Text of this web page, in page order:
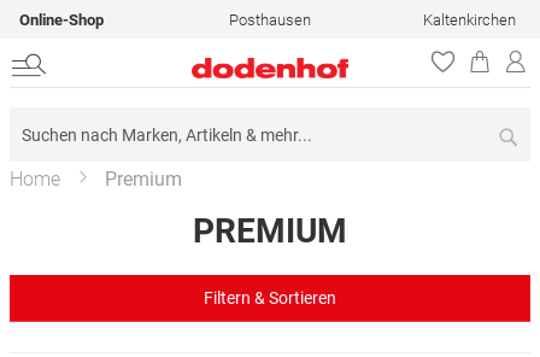
Online-Shop Posthausen Kaltenkirchen
Home Premium
PREMIUM
Filtern & Sortieren